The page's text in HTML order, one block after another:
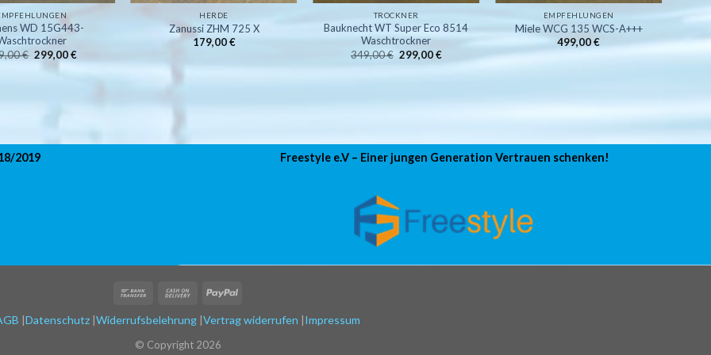
WD 15G443-
€ Ursprünglicher
Preis
299,00€
Preis
HERDE
Zanussi ZHM 725 X
179,00€
TROCKNER
Bauknecht WT Super Eco 8514
Waschtrockner
349,00€ Ursprünglicher
Preis
299,00€Aktueller
Preis
EMPFEHLUNGEN
Miele WCG 135 WCS-A+++
499,00€
2019 Freestyle e.V – Einer jungen Generation Vertrauen schenken!
Datenschutz Widerrufsbelehrung Vertrag widerrufen Impressum
© Copyright 2026